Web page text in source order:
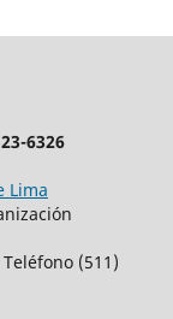
6326
Lima
(511)